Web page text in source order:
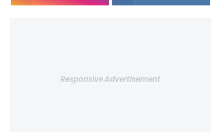
Responsive Advertisement